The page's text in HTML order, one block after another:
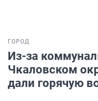
ГОРОД
Из-за
Чкаловском
дали горячую